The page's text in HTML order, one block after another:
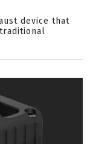
device that